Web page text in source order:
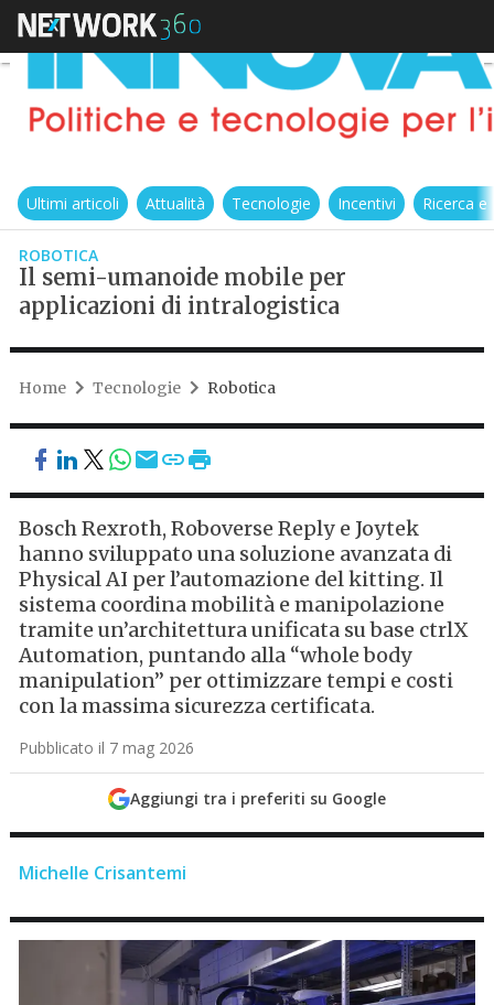
Ultimi articoli Attualità Tecnologie Incentivi Ricerca
ROBOTICA
Il semi-umanoide mobile per
applicazioni di intralogistica
Home Tecnologie Robotica
Bosch Rexroth, Roboverse Reply e Joytek
hanno sviluppato una soluzione avanzata di
Physical AI per l’automazione del kitting. Il
sistema coordina mobilità e manipolazione
tramite un’architettura unificata su base ctrlX
Automation, puntando alla “whole body
manipulation” per ottimizzare tempi e costi
con la massima sicurezza certificata.
Pubblicato il 7 mag 2026
Aggiungi tra i preferiti su Google
Michelle Crisantemi